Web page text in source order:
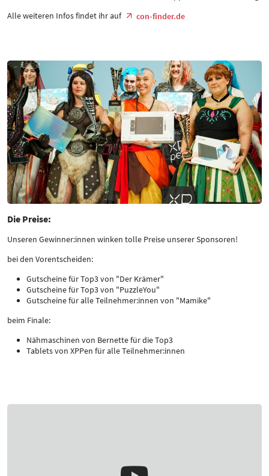
Alle weiteren Infos findet ihr auf
con-finder.de
Die Preise:
Unseren Gewinner:innen winken tolle Preise unserer Sponsoren!
bei den Vorentscheiden:
Gutscheine für Top3 von "Der Krämer"
Gutscheine für Top3 von "PuzzleYou"
Gutscheine für alle Teilnehmer:innen von "Mamike"
beim Finale:
Nähmaschinen von Bernette für die Top3
Tablets von XPPen für alle Teilnehmer:innen